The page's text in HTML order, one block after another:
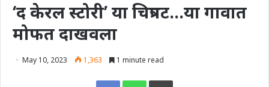
‘द केरल स्टोरी’ या चित्रपट…या गावात
मोफत दाखवला
May 10, 2023 1,363 1 minute read
Print